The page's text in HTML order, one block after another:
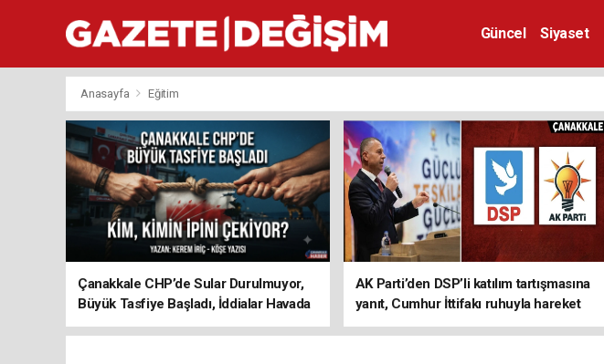
Güncel Siyaset
Anasayfa Eğitim
Çanakkale CHP’de Sular Durulmuyor,
Büyük Tasfiye Başladı, İddialar Havada
Uçuşuyor
AK Parti’den DSP’li katılım tartışmasına
yanıt, Cumhur İttifakı ruhuyla hareket
ediyoruz